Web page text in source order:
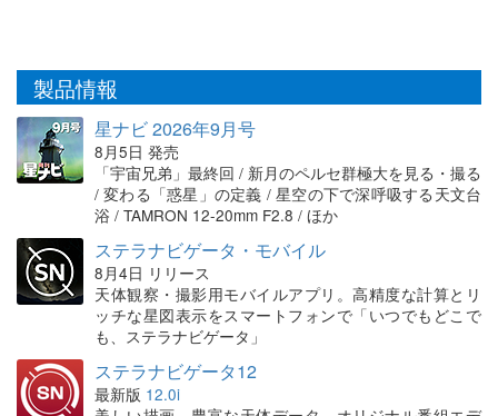
製品情報
星ナビ 2026年9月号
8月5日 発売
「宇宙兄弟」最終回 / 新月のペルセ群極大を見る・撮る
/ 変わる「惑星」の定義 / 星空の下で深呼吸する天文台
浴 / TAMRON 12-20mm F2.8 / ほか
ステラナビゲータ・モバイル
8月4日 リリース
天体観察・撮影用モバイルアプリ。高精度な計算とリ
ッチな星図表示をスマートフォンで「いつでもどこで
も、ステラナビゲータ」
ステラナビゲータ12
最新版 12.0i